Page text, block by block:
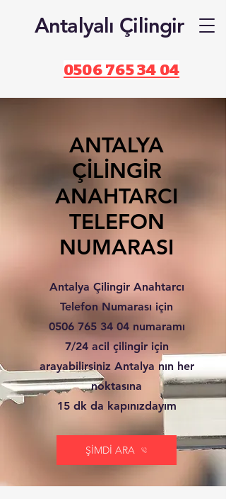
Antalyalı Çilingir
0506 765 34 04
ANTALYA
ÇİLİNGİR
ANAHTARCI
TELEFON
NUMARASI
Antalya Çilingir Anahtarcı
Telefon Numarası için
0506 765 34 04numaramı
7/24 acil çilingir için
arayabilirsiniz Antalya nın her
noktasına
15 dk da kapınızdayım
ŞİMDİ ARA